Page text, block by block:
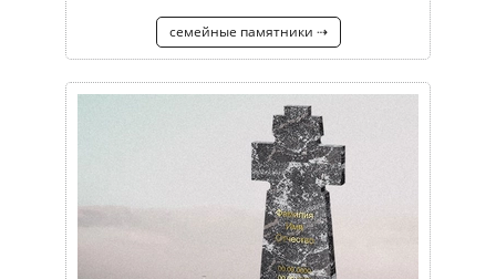
семейные памятники ⇢